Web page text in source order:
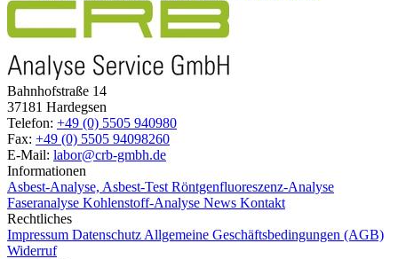
Bahnhofstraße 14
37181 Hardegsen
Telefon: +49 (0) 5505 940980
Fax: +49 (0) 5505 94098260
E-Mail: labor@crb-gmbh.de
Informationen
Asbest-Analyse, Asbest-Test Röntgenfluoreszenz-Analyse
Faseranalyse Kohlenstoff-Analyse News Kontakt
Rechtliches
Impressum Datenschutz Allgemeine Geschäftsbedingungen (AGB)
Widerruf